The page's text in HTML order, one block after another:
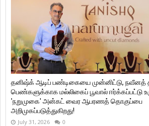
தனிஷ்க் ஆடிப் பண்டிகையை முன்னிட்டு, நவீனத்
பெண்களுக்காக மல்லிகைப் பூவால் ஈர்க்கப்பட்டு
'நறுமுகை' அன்கட் வைர ஆபரணத் தொகுப்பை
அறிமுகப்படுத்துகிறது!
July 31, 2026 0